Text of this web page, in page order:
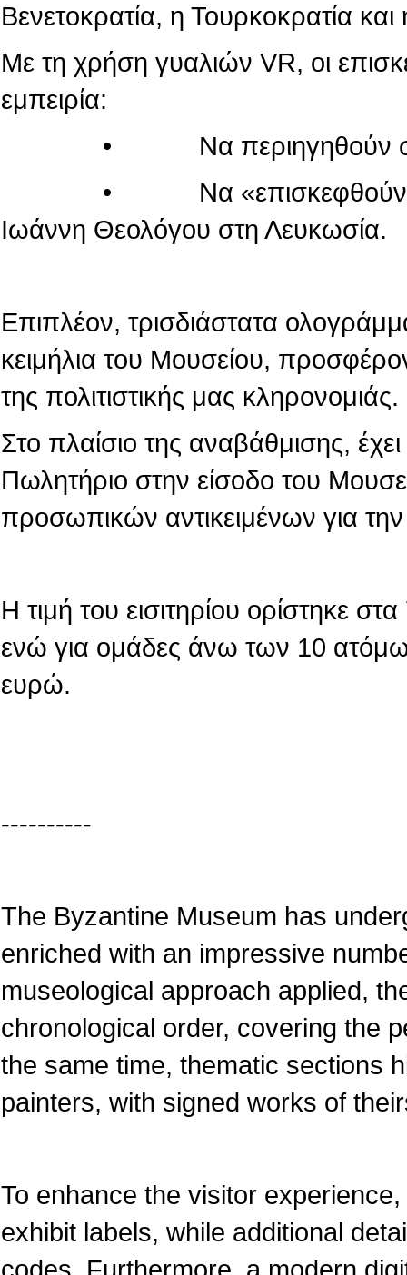
Βενετοκρατία, η Τουρκοκρατία
Με τη χρήση γυαλιών VR, οι
εμπειρία:
• Να περιηγηθούν στον
• Να «επισκεφθούν» τον
Ιωάννη Θεολόγου στη Λευκωσία.
Επιπλέον, τρισδιάστατα
κειμήλια του Μουσείου,
της πολιτιστικής μας κληρονομιάς.
Στο πλαίσιο της αναβάθμισης,
Πωλητήριο στην είσοδο του
προσωπικών αντικειμένων για
Η τιμή του εισιτηρίου ορίστηκε
ενώ για ομάδες άνω των 10
ευρώ.
----------
The Byzantine Museum has
enriched with an impressive
museological approach applied,
chronological order, covering the
the same time, thematic sections
painters, with signed works of
To enhance the visitor
exhibit labels, while additional